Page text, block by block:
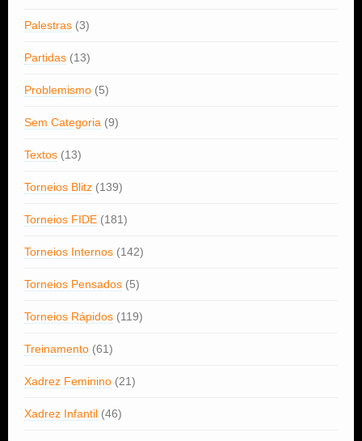
Palestras (3)
Partidas (13)
Problemismo (5)
Sem Categoria (9)
Textos (13)
Torneios Blitz (139)
Torneios FIDE (181)
Torneios Internos (142)
Torneios Pensados (5)
Torneios Rápidos (119)
Treinamento (61)
Xadrez Feminino (21)
Xadrez Infantil (46)